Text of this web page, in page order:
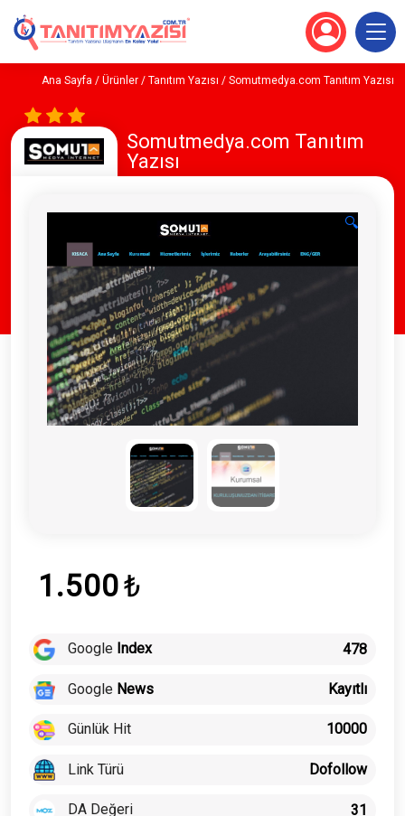
Ana Sayfa / Ürünler / Tanıtım Yazısı / Somutmedya.com Tanıtım Yazısı
Somutmedya.com Tanıtım
Yazısı
🔍
1.500₺
Google Index 478
Google News Kayıtlı
Günlük Hit 10000
Link Türü Dofollow
DA Değeri 31